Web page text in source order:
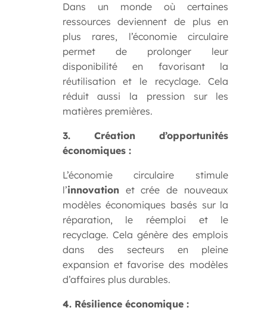
Dans un monde où certaines
ressources deviennent de plus en
plus rares, l’économie circulaire
permet de prolonger leur
disponibilité en favorisant la
réutilisation et le recyclage. Cela
réduit aussi la pression sur les
matières premières.
3. Création d’opportunités
économiques :
L’économie circulaire stimule
l’innovationet crée de nouveaux
modèles économiques basés sur la
réparation, le réemploi et le
recyclage. Cela génère des emplois
dans des secteurs en pleine
expansion et favorise des modèles
d’affaires plus durables.
4. Résilience économique :